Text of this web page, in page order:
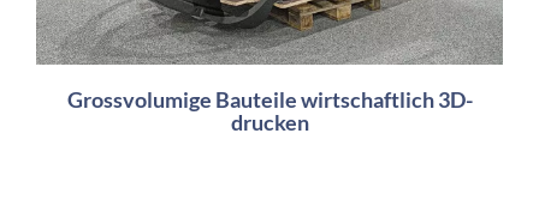
Grossvolumige Bauteile wirtschaftlich 3D-
drucken